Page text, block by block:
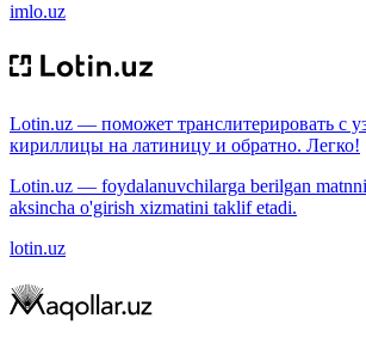
imlo.uz
Lotin.uz — поможет транслитерировать с
кириллицы на латиницу и обратно. Легко!
Lotin.uz — foydalanuvchilarga berilgan
aksincha o'girish xizmatini taklif etadi.
lotin.uz